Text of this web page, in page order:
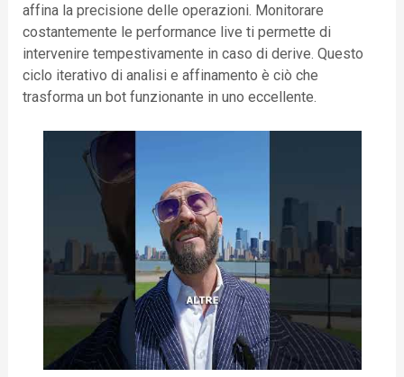
affina la precisione delle operazioni. Monitorare
costantemente le performance live ti permette di
intervenire tempestivamente in caso di derive. Questo
ciclo iterativo di analisi e affinamento è ciò che
trasforma un bot funzionante in uno eccellente.